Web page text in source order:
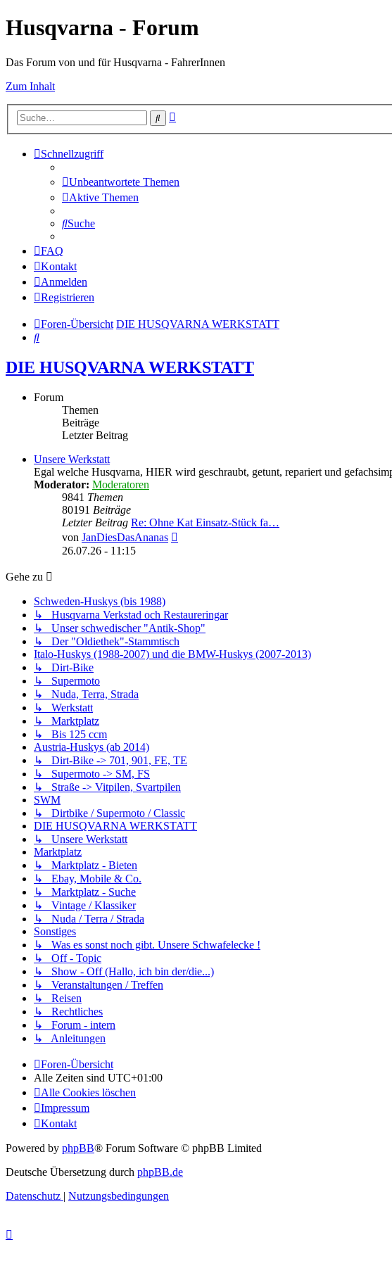
Husqvarna - Forum
Das Forum von und für Husqvarna - FahrerInnen
Zum Inhalt
Suche
Schnellzugriff
Unbeantwortete Themen
Aktive Themen
Suche
FAQ
Kontakt
Anmelden
Registrieren
Foren-Übersicht DIE HUSQVARNA WERKSTATT
Suche
DIE HUSQVARNA WERKSTATT
Forum
Themen
Beiträge
Letzter Beitrag
Unsere Werkstatt
Egal welche Husqvarna, HIER wird geschraubt, getunt, repariert und
Moderator: Moderatoren
9841 Themen
80191 Beiträge
Letzter Beitrag Re: Ohne Kat Einsatz-Stück fa…
von JanDiesDasAnanas
26.07.26 - 11:15
Gehe zu
Schweden-Huskys (bis 1988)
↳ Husqvarna Verkstad och Restaureringar
↳ Unser schwedischer "Antik-Shop"
↳ Der "Oldiethek"-Stammtisch
Italo-Huskys (1988-2007) und die BMW-Huskys (2007-2013)
↳ Dirt-Bike
↳ Supermoto
↳ Nuda, Terra, Strada
↳ Werkstatt
↳ Marktplatz
↳ Bis 125 ccm
Austria-Huskys (ab 2014)
↳ Dirt-Bike -> 701, 901, FE, TE
↳ Supermoto -> SM, FS
↳ Straße -> Vitpilen, Svartpilen
SWM
↳ Dirtbike / Supermoto / Classic
DIE HUSQVARNA WERKSTATT
↳ Unsere Werkstatt
Marktplatz
↳ Marktplatz - Bieten
↳ Ebay, Mobile & Co.
↳ Marktplatz - Suche
↳ Vintage / Klassiker
↳ Nuda / Terra / Strada
Sonstiges
↳ Was es sonst noch gibt. Unsere Schwafelecke !
↳ Off - Topic
↳ Show - Off (Hallo, ich bin der/die...)
↳ Veranstaltungen / Treffen
↳ Reisen
↳ Rechtliches
↳ Forum - intern
↳ Anleitungen
Foren-Übersicht
Alle Zeiten sind UTC+01:00
Alle Cookies löschen
Impressum
Kontakt
Powered by phpBB® Forum Software © phpBB Limited
Deutsche Übersetzung durch phpBB.de
Datenschutz | Nutzungsbedingungen